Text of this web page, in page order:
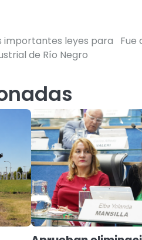
importantes leyes para
de Río Negro
Fue